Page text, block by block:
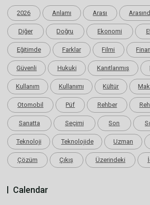
2026 Anlamı Arası
Diğer Doğru Ekonomi
Eğitimde Farklar Filmi
Güvenli Hukuki Kanıtlanmış
Kullanım Kullanımı Kültür
Otomobil Püf Rehber
Sanatta Seçimi Son
Teknoloji Teknolojide Uzman
Çözüm Çıkış Üzerindeki
Calendar